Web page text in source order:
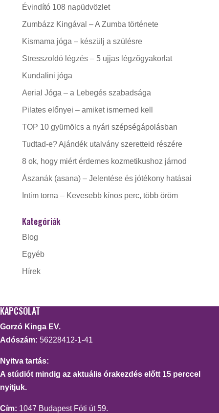
Évindító 108 napüdvözlet
Zumbázz Kingával – A Zumba története
Kismama jóga – készülj a szülésre
Stresszoldó légzés – 5 ujjas légzőgyakorlat
Kundalini jóga
Aerial Jóga – a Lebegés szabadsága
Pilates előnyei – amiket ismerned kell
TOP 10 gyümölcs a nyári szépségápolásban
Tudtad-e? Ajándék utalvány szeretteid részére
8 ok, hogy miért érdemes kozmetikushoz járnod
Ászanák (asana) – Jelentése és jótékony hatásai
Intim torna – Kevesebb kínos perc, több öröm
Kategóriák
Blog
Egyéb
Hírek
KAPCSOLAT
Gorzó Kinga EV.
Adószám: 56228412-1-41
Nyitva tartás:
A stúdiót mindig az aktuális órakezdés előtt 15 perccel
nyitjuk.
Cím: 1047 Budapest Fóti út 59.